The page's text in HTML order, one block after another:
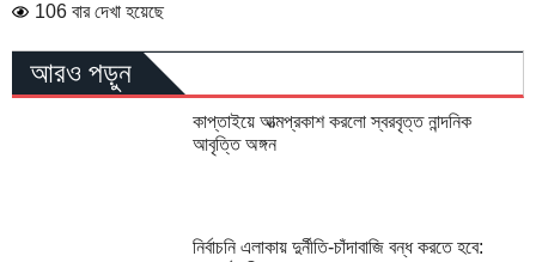
106 বার দেখা হয়েছে
আরও পড়ুন
কাপ্তাইয়ে আত্মপ্রকাশ করলো স্বরবৃত্ত নান্দনিক
আবৃত্তি অঙ্গন
নির্বাচনি এলাকায় দুর্নীতি-চাঁদাবাজি বন্ধ করতে হবে: